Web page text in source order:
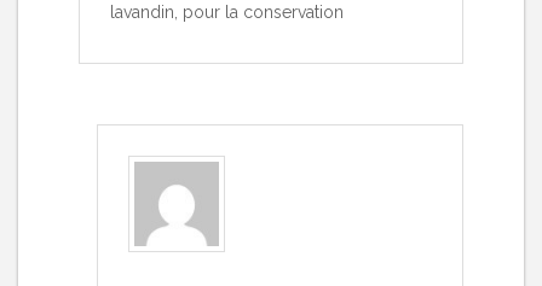
lavandin, pour la conservation